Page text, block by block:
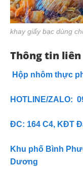
khay giấy bạc dùng
Thông tin liên
Hộp nhôm thực
HOTLINE/ZALO:
ĐC: 164 C4, KĐT
Khu phố Bình
Dương